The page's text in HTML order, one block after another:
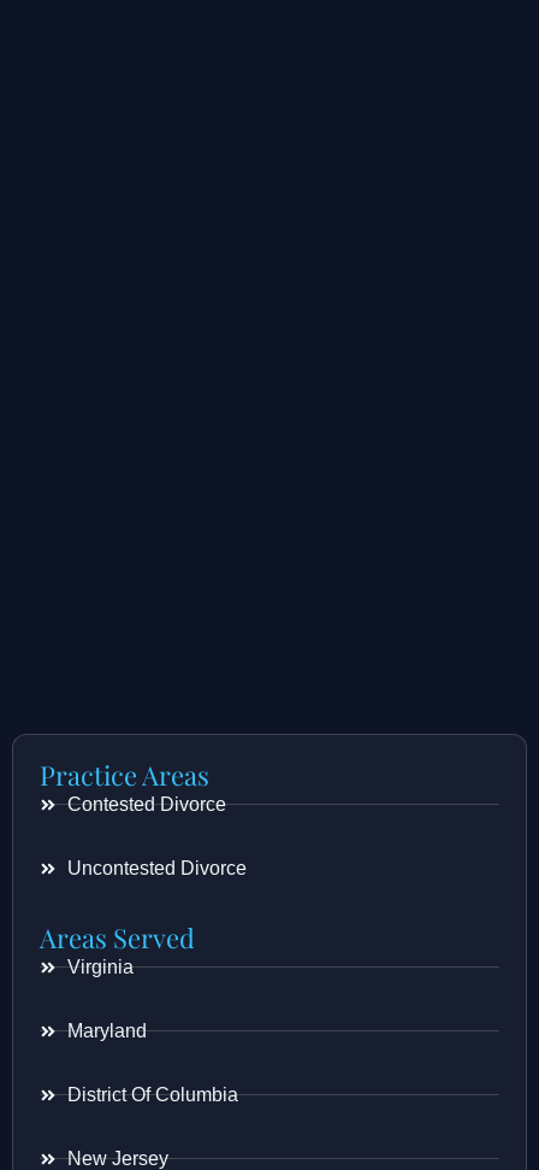
Practice Areas
Contested Divorce
Uncontested Divorce
Areas Served
Virginia
Maryland
District Of Columbia
New Jersey